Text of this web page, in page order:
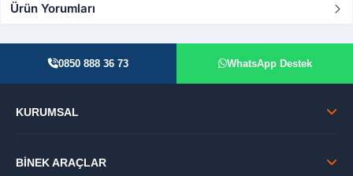
Ürün Yorumları
0850 888 36 73 WhatsApp Destek
KURUMSAL
BİNEK ARAÇLAR